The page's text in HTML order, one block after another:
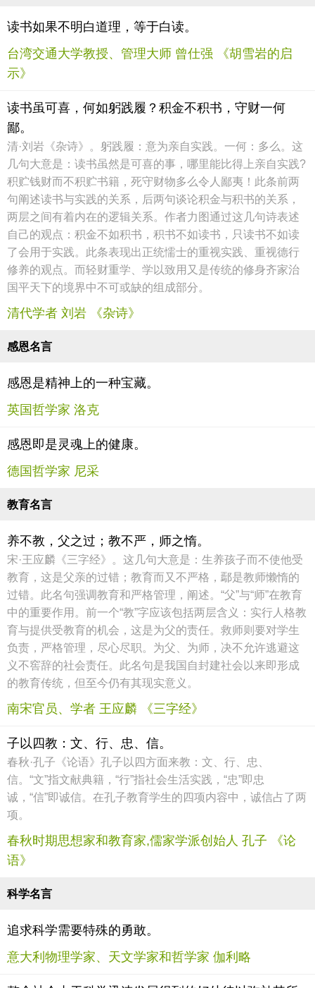
读书如果不明白道理，等于白读。
台湾交通大学教授、管理大师 曾仕强 《胡雪岩的启
示》
读书虽可喜，何如躬践履？积金不积书，守财一何
鄙。
清·刘岩《杂诗》。躬践履：意为亲自实践。一何：多么。这
几句大意是：读书虽然是可喜的事，哪里能比得上亲自实践?
积贮钱财而不积贮书籍，死守财物多么令人鄙夷！此条前两
句阐述读书与实践的关系，后两句谈论积金与积书的关系，
两层之间有着内在的逻辑关系。作者力图通过这几句诗表述
自己的观点：积金不如积书，积书不如读书，只读书不如读
了会用于实践。此条表现出正统懦士的重视实践、重视德行
修养的观点。而轻财重学、学以致用又是传统的修身齐家治
国平天下的境界中不可或缺的组成部分。
清代学者 刘岩 《杂诗》
感恩名言
感恩是精神上的一种宝藏。
英国哲学家 洛克
感恩即是灵魂上的健康。
德国哲学家 尼采
教育名言
养不教，父之过；教不严，师之惰。
宋·王应麟《三字经》。这几句大意是：生养孩子而不使他受
教育，这是父亲的过错；教育而又不严格，鄢是教师懒惰的
过错。此名句强调教育和严格管理，阐述。“父”与“师”在教育
中的重要作用。前一个“教”字应该包括两层含义：实行人格教
育与提供受教育的机会，这是为父的责任。救师则要对学生
负责，严格管理，尽心尽职。为父、为师，决不允许逃避这
义不窖辞的社会责任。此名句是我国自封建社会以来即形成
的教育传统，但至今仍有其现实意义。
南宋官员、学者 王应麟 《三字经》
子以四教：文、行、忠、信。
春秋·孔子《论语》孔子以四方面来教：文、行、忠、
信。“文”指文献典籍，“行”指社会生活实践，“忠”即忠
诚，“信”即诚信。在孔子教育学生的四项内容中，诚信占了两
项。
春秋时期思想家和教育家,儒家学派创始人 孔子 《论
语》
科学名言
追求科学需要特殊的勇敢。
意大利物理学家、天文学家和哲学家 伽利略